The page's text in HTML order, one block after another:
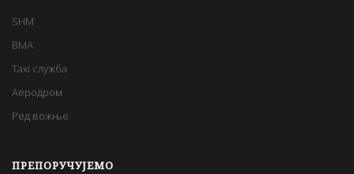
SHM
BMA
Taxi служба
Аеродром
Ред вожње
ПРЕПОРУЧУЈЕМО